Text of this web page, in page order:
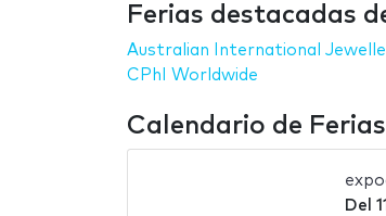
Ferias destacadas
Australian International
CPhI Worldwide
Calendario de
Del 11